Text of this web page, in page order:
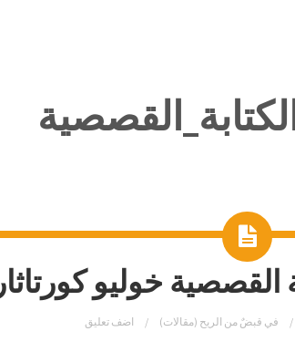
القصصية خوليو كورتاثار
في قبضٌ من الريح (مقالات) اضف تعليق